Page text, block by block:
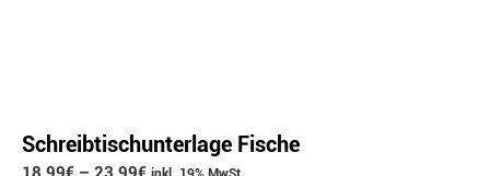
Schreibtischunterlage Fische